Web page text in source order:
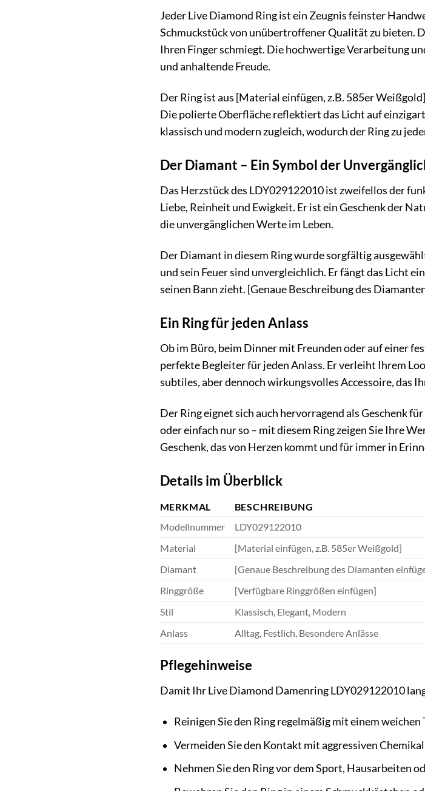
Jeder Live Diamond Ring ist ein Zeugnis feinster
Schmuckstück von unübertroffener Qualität zu bieten.
Ihren Finger schmiegt. Die hochwertige Verarbeitung
und anhaltende Freude.
Der Ring ist aus [Material einfügen, z.B. 585er
Die polierte Oberfläche reflektiert das Licht auf
klassisch und modern zugleich, wodurch der Ring zu
Der Diamant – Ein Symbol der
Das Herzstück des LDY029122010 ist zweifellos der
Liebe, Reinheit und Ewigkeit. Er ist ein Geschenk der
die unvergänglichen Werte im Leben.
Der Diamant in diesem Ring wurde sorgfältig
und sein Feuer sind unvergleichlich. Er fängt das Licht
seinen Bann zieht. [Genaue Beschreibung des
Ein Ring für jeden Anlass
Ob im Büro, beim Dinner mit Freunden oder auf einer
perfekte Begleiter für jeden Anlass. Er verleiht Ihrem
subtiles, aber dennoch wirkungsvolles Accessoire, das
Der Ring eignet sich auch hervorragend als Geschenk
oder einfach nur so – mit diesem Ring zeigen Sie Ihre
Geschenk, das von Herzen kommt und für immer in
Details im Überblick
MERKMAL
BESCHREIBUNG
Modellnummer
LDY029122010
Material
[Material einfügen, z.B. 585er Weißgold]
Diamant
[Genaue Beschreibung des Diamanten
Ringgröße
[Verfügbare Ringgrößen einfügen]
Stil
Klassisch, Elegant, Modern
Anlass
Alltag, Festlich, Besondere Anlässe
Pflegehinweise
Damit Ihr Live Diamond Damenring LDY029122010
Reinigen Sie den Ring regelmäßig mit einem
Vermeiden Sie den Kontakt mit aggressiven
Nehmen Sie den Ring vor dem Sport, Hausarbeiten